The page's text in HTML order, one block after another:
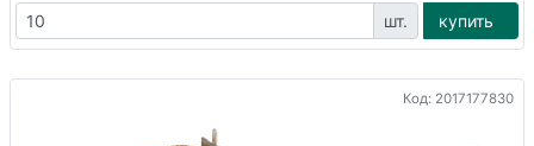
шт. купить
Код: 2017177830